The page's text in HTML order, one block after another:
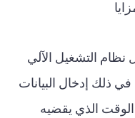
نظام التشغيل الآلي
في ذلك إدخال البيانات
الوقت الذي يقضيه